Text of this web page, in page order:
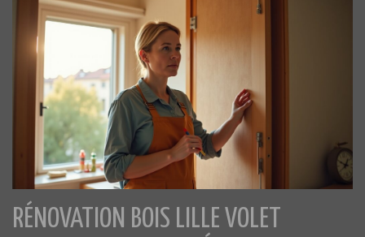
RÉNOVATION BOIS LILLE VOLET